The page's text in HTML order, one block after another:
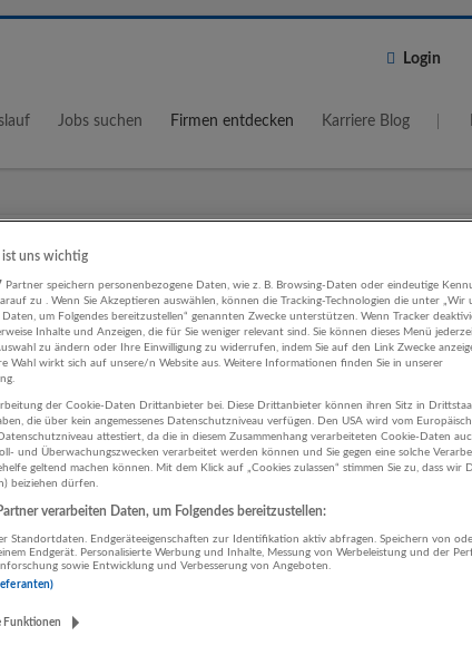
Login
Jobs suchen Firmen entdecken Karriere Blog
5 km
Kommunikation, PR
Unternehmen
LUGSTEIN CONSULTING
Bergheim bei Salzburg
Energieversorgung | Finanz- und Versicherungsleistungen |
ist uns wichtig
Partner speichern personenbezogene Daten, wie z. B. Browsing-Daten oder eindeutige
zu . Wenn Sie Akzeptieren auswählen, können die Tracking-Technologien die unter „Wir
um Folgendes bereitzustellen“ genannten Zwecke unterstützen. Wenn Tracker
Inhalte und Anzeigen, die für Sie weniger relevant sind. Sie können dieses Menü
zu ändern oder Ihre Einwilligung zu widerrufen, indem Sie auf den Link Zwecke
Wahl wirkt sich auf unsere/n Website aus. Weitere Informationen finden Sie in unserer
der Cookie-Daten Drittanbieter bei. Diese Drittanbieter können ihren Sitz in
die über kein angemessenes Datenschutzniveau verfügen. Den USA wird vom
Datenschutzniveau attestiert, da die in diesem Zusammenhang verarbeiteten Cookie-Daten
und Überwachungszwecken verarbeitet werden können und Sie gegen eine solche
geltend machen können. Mit dem Klick auf „Cookies zulassen“ stimmen Sie zu, dass wir
beiziehen dürfen.
verarbeiten Daten, um Folgendes bereitzustellen:
Standortdaten. Endgeräteeigenschaften zur Identifikation aktiv abfragen. Speichern von
Endgerät. Personalisierte Werbung und Inhalte, Messung von Werbeleistung und der
sowie Entwicklung und Verbesserung von Angeboten.
Funktionen